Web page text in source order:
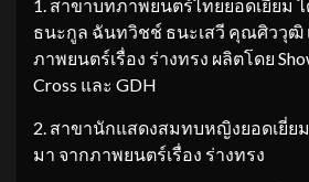
1. สาขาบทภาพยนตร์ไทยยอดเยี่ยม
ธนะกูล ฉันทวิชช์ ธนะเสวี คุณศิววุฒิ
ภาพยนตร์เรื่อง ร่างทรง ผลิตโดย
Cross และ GDH
2. สาขานักแสดงสมทบหญิงยอดเยี่ย
มา จากภาพยนตร์เรื่อง ร่างทรง